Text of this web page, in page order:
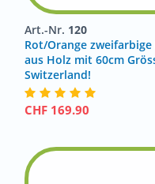
Art.-Nr. 120
Rot/Orange zweifarbige
aus Holz mit 60cm
Switzerland!
CHF 169.90